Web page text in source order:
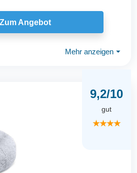
Zum Angebot
Mehr anzeigen ⏷
9,2/10
gut
★★★★